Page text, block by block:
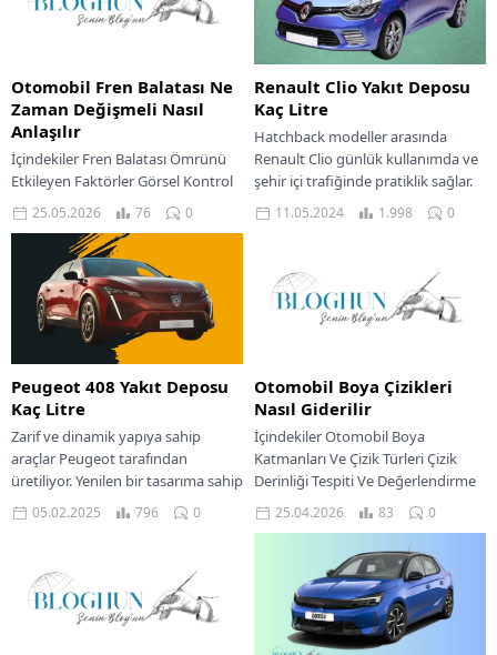
Otomobil Fren Balatası Ne
Zaman Değişmeli Nasıl
Anlaşılır
İçindekiler Fren Balatası Ömrünü
Etkileyen Faktörler Görsel Kontrol
Ve Sesli İpuçları Performans Kaybı
Ve Pedallardaki Değişimler Sürüş
Konforu Ve Kullanıcı...
25.05.2026 76 0
Renault Clio Yakıt Deposu
Kaç Litre
Hatchback modeller arasında
Renault Clio günlük kullanımda ve
şehir içi trafiğinde pratiklik sağlar.
En çok tutulan Renault Clio yakıt
deposu...
11.05.2024 1.998 0
Peugeot 408 Yakıt Deposu
Kaç Litre
Zarif ve dinamik yapıya sahip
araçlar Peugeot tarafından
üretiliyor. Yenilen bir tasarıma sahip
olan 408 modeli ise bunlardan
sadece biri....
05.02.2025 796 0
Otomobil Boya Çizikleri
Nasıl Giderilir
İçindekiler Otomobil Boya
Katmanları Ve Çizik Türleri Çizik
Derinliği Tespiti Ve Değerlendirme
Yüzeyel Çizik Giderme Teknikleri
Derin Çiziklerde Profesyonel
25.04.2026 83 0